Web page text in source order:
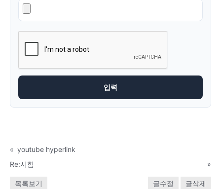
« youtube hyperlink
Re:시험
»
목록보기 글수정 글삭제